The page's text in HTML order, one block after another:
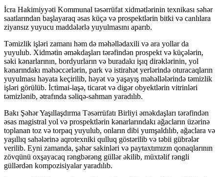
İcra Hakimiyyəti Kommunal təsərrüfat xidmətlərinin texnikası səhər
saatlarından başlayaraq əsas küçə və prospektlərin bitki və canlılara
ziyansız yuyucu maddələrlə yuyulmasını aparıb.
Təmizlik işləri zamanı həm də məhəllədaxili və ara yollar da
yuyulub. Xidmətin əməkdaşları tərəfindən prospekt və küçələrin,
səki kənarlarının, bordyurların və buradakı işıq dirəklərinin, yol
kənarındakı məhəccərlərin, park və istirahət yerlərində oturacaqların
yuyulması həyata keçirilib, həyət və yaşayış məhəllələrində təmizlik
işləri görülüb. İctimai-iaşə, ticarət və digər obyektlərin vitrinləri
təmizlənib, ətrafında səliqə-sahman yaradılıb.
Bakı Şəhər Yaşıllaşdırma Təsərrüfatı Birliyi əməkdaşları tərəfindən
əsas magistral yol və prospektlərin kənarlarındakı ağacların üzərinə
toplanan toz və torpaq yuyulub, onların dibi yumşaldılıb, ağaclara və
yaşıllıq sahələrinə aqrotexniki qulluq göstərilib və təbii gübrələr
verilib. Eyni zamanda, şəhər sakinləri və paytaxtımızın qonaqlarının
zövqünü oxşayacaq rəngbərəng güllər əkilib, müxtəlif rəngli
güllərdən kompozisiyalar yaradılıb.